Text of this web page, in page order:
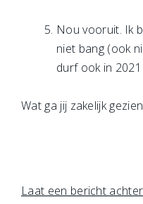
Nou vooruit. Ik
niet bang (ook
durf ook in
Wat ga jij zakelijk
Laat een bericht achter